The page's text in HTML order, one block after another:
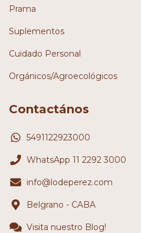
Prama
Suplementos
Cuidado Personal
Orgánicos/Agroecológicos
Contactános
5491122923000
WhatsApp 11 2292 3000
info@lodeperez.com
Belgrano - CABA
Visita nuestro Blog!